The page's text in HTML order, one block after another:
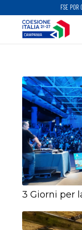
FSE
3 Giorni per